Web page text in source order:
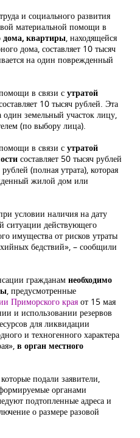
и социального развития
материальной помощи в
дома, квартиры, находящейся
дома, составляет 10 тысяч
на один поврежденный
в связи с утратой
10 тысяч рублей. Эта
один земельный участок лицу,
(по выбору лица).
в связи с утратой
составляет 50 тысяч рублей
(полная утрата), которая
жилой дом или
условии наличия на дату
ситуации действующего
имущества от рисков утраты
бедствий», – сообщили
гражданам необходимо
, предусмотренные
Приморского края от 15 мая
и использовании резервов
для ликвидации
и техногенного характера
в орган местного
подали заявители,
органами
подтопленные адреса и
о размере разовой